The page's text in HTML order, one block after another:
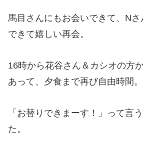
馬目さんにもお会いできて、Nさ
できて嬉しい再会。
16時から花谷さん＆カシオの方
あって、夕食まで再び自由時間。
「お替りできまーす！」って言
た。